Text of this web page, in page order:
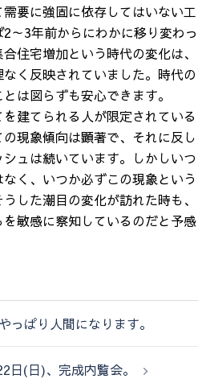
要に強固に依存してはいない工
～3年前からにわかに移り変わっ
住宅増加という時代の変化は、
く反映されていました。時代の
は図らずも安心できます。
建てられる人が限定されている
現象傾向は顕著で、それに反し
ュは続いています。しかしいつ
く、いつか必ずこの現象という
した潮目の変化が訪れた時も、
敏感に察知しているのだと予感
っぱり人間になります。
日(日)、完成内覧会。